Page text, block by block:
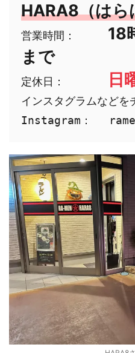
HARA8（はら
営業時間： 18
まで
定休日： 日
インスタグラムなどを
Instagram：　